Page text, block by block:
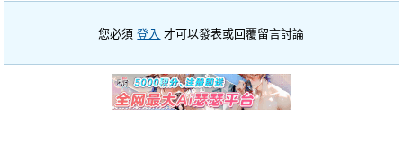
您必須登入 才可以發表或回覆留言討論